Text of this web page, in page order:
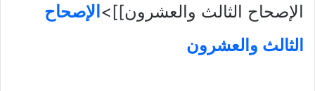
الإصحاح الثالث والعشرون]]> الإصحاح
الثالث والعشرون